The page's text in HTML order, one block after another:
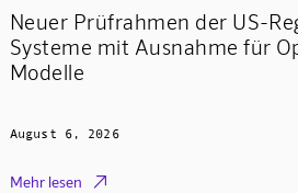
Neuer Prüfrahmen der US-
Systeme mit Ausnahme für
Modelle
August 6, 2026
Mehr lesen 